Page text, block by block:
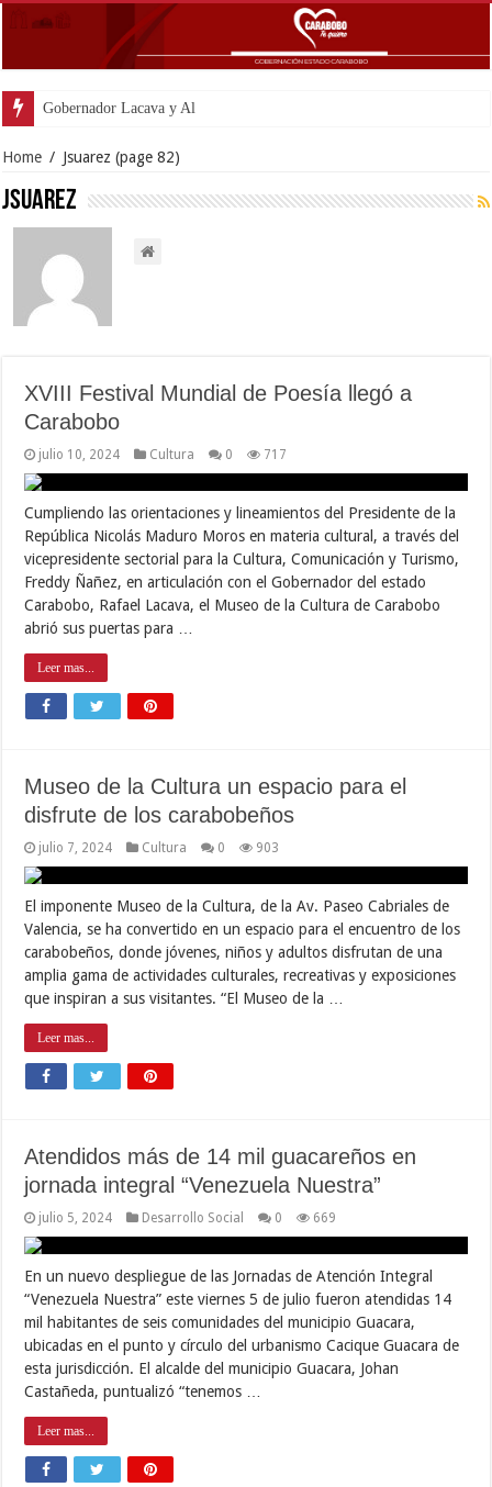
Gobernador Lacava y Alcaldesa Castill
Home / Jsuarez (page 82)
Jsuarez
XVIII Festival Mundial de Poesía llegó a
Carabobo
julio 10, 2024 Cultura 0 717
Cumpliendo las orientaciones y lineamientos del Presidente de la
República Nicolás Maduro Moros en materia cultural, a través del
vicepresidente sectorial para la Cultura, Comunicación y Turismo,
Freddy Ñañez, en articulación con el Gobernador del estado
Carabobo, Rafael Lacava, el Museo de la Cultura de Carabobo
abrió sus puertas para …
Leer mas...
Museo de la Cultura un espacio para el
disfrute de los carabobeños
julio 7, 2024 Cultura 0 903
El imponente Museo de la Cultura, de la Av. Paseo Cabriales de
Valencia, se ha convertido en un espacio para el encuentro de los
carabobeños, donde jóvenes, niños y adultos disfrutan de una
amplia gama de actividades culturales, recreativas y exposiciones
que inspiran a sus visitantes. “El Museo de la …
Leer mas...
Atendidos más de 14 mil guacareños en
jornada integral “Venezuela Nuestra”
julio 5, 2024 Desarrollo Social 0 669
En un nuevo despliegue de las Jornadas de Atención Integral
“Venezuela Nuestra” este viernes 5 de julio fueron atendidas 14
mil habitantes de seis comunidades del municipio Guacara,
ubicadas en el punto y círculo del urbanismo Cacique Guacara de
esta jurisdicción. El alcalde del municipio Guacara, Johan
Castañeda, puntualizó “tenemos …
Leer mas...